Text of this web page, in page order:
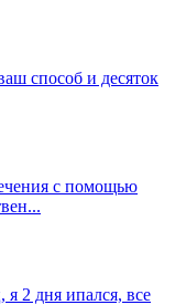
способ и десяток
с помощью
я 2 дня ипался, все